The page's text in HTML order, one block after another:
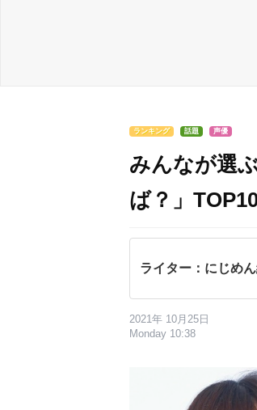
ランキング 話題 声優
みんなが選
ば？」
ライター：にじめ
2021年 10月25日
Monday 10:38